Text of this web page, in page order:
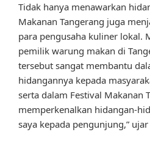
Tidak hanya menawarkan
Makanan Tangerang juga
para pengusaha kuliner lokal.
pemilik warung makan di
tersebut sangat membantu
hidangannya kepada
serta dalam Festival Makanan
memperkenalkan hidangan-
saya kepada pengunjung,” ujar